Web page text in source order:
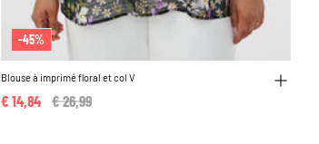
-45%
Blouse à imprimé floral et col V
Price reduced from
€ 26,99
€ 14,84